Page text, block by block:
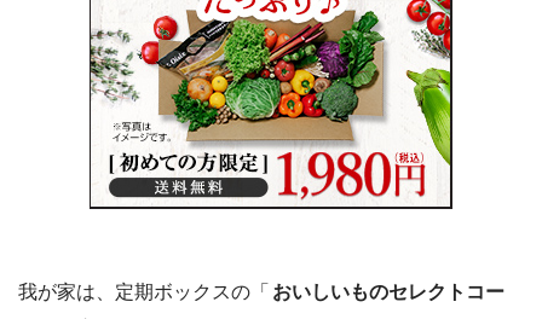
我が家は、定期ボックスの「 おいしいものセレクトコー